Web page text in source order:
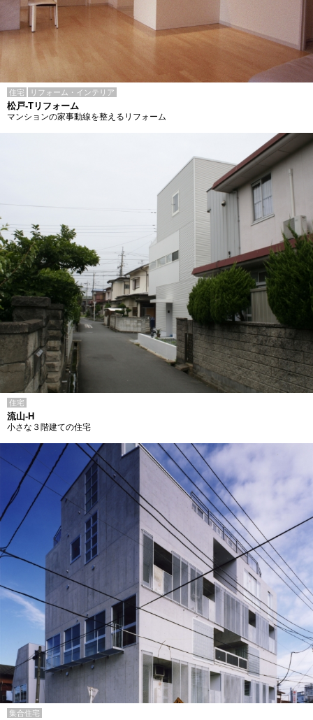
住宅 リフォーム・インテリア
松戸-Tリフォーム
マンションの家事動線を整えるリフォーム
住宅
流山-H
小さな３階建ての住宅
集合住宅